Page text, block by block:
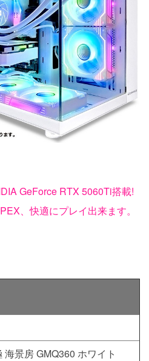
GeForce RTX 5060Ti搭載!
、快適にプレイ出来ます。
海景房 GMQ360 ホワイト